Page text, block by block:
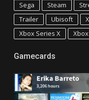
Sega
Steam
Trailer
Ubisoft
Xbox Series X
Gamecards